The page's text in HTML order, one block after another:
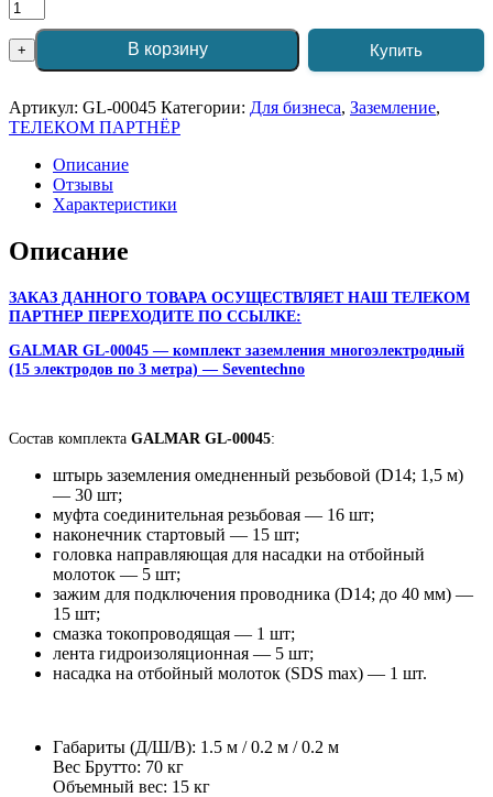
+ В корзину Купить
Артикул: GL-00045 Категории: Для бизнеса, Заземление,
ТЕЛЕКОМ ПАРТНЁР
Описание
Отзывы
Характеристики
Описание
ЗАКАЗ ДАННОГО ТОВАРА ОСУЩЕСТВЛЯЕТ НАШ ТЕЛЕКОМ
ПАРТНЕР ПЕРЕХОДИТЕ ПО ССЫЛКЕ:
GALMAR GL-00045 — комплект заземления многоэлектродный
(15 электродов по 3 метра) — Seventechno
Состав комплекта GALMAR GL-00045:
штырь заземления омедненный резьбовой (D14; 1,5 м)
— 30 шт;
муфта соединительная резьбовая — 16 шт;
наконечник стартовый — 15 шт;
головка направляющая для насадки на отбойный
молоток — 5 шт;
зажим для подключения проводника (D14; до 40 мм) —
15 шт;
смазка токопроводящая — 1 шт;
лента гидроизоляционная — 5 шт;
насадка на отбойный молоток (SDS max) — 1 шт.
Габариты (Д/Ш/В): 1.5 м / 0.2 м / 0.2 м
Вес Брутто: 70 кг
Объемный вес: 15 кг